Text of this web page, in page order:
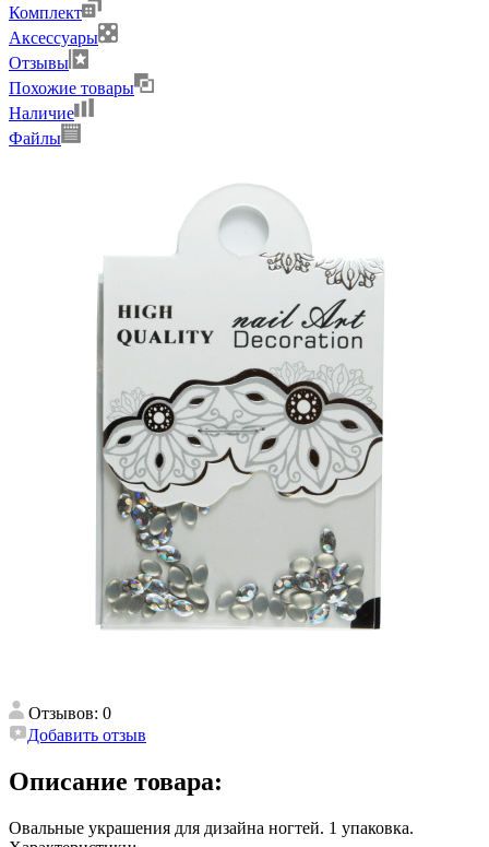
Комплект
Аксессуары
Отзывы
Похожие товары
Наличие
Файлы
Отзывов: 0
Добавить отзыв
Описание товара:
Овальные украшения для дизайна ногтей. 1 упаковка.